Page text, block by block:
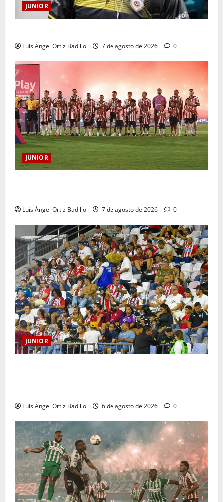
JUNIOR
Luis Ángel Ortiz Badillo 7 de agosto de 2026 0
JUNIOR
Luis Ángel Ortiz Badillo 7 de agosto de 2026 0
JUNIOR
Luis Ángel Ortiz Badillo 6 de agosto de 2026 0